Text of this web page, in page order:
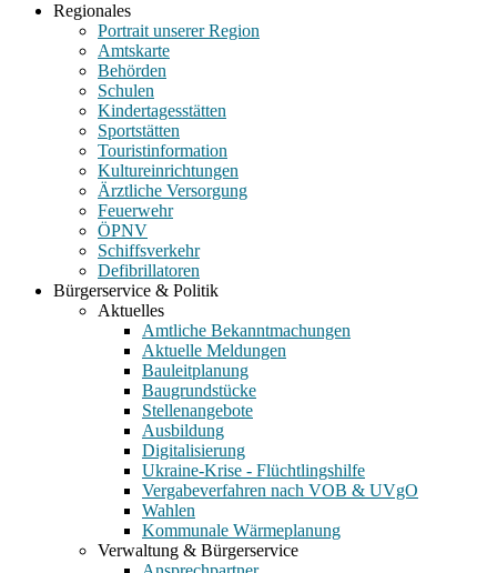
Regionales
Portrait unserer Region
Amtskarte
Behörden
Schulen
Kindertagesstätten
Sportstätten
Touristinformation
Kultureinrichtungen
Ärztliche Versorgung
Feuerwehr
ÖPNV
Schiffsverkehr
Defibrillatoren
Bürgerservice & Politik
Aktuelles
Amtliche Bekanntmachungen
Aktuelle Meldungen
Bauleitplanung
Baugrundstücke
Stellenangebote
Ausbildung
Digitalisierung
Ukraine-Krise - Flüchtlingshilfe
Vergabeverfahren nach VOB & UVgO
Wahlen
Kommunale Wärmeplanung
Verwaltung & Bürgerservice